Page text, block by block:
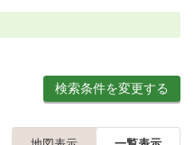
検索条件を変更する